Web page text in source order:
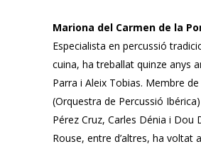
Mariona del Carmen de la
Especialista en percussió
cuina, ha treballat quinze anys
Parra i Aleix Tobias. Membre
(Orquestra de Percussió
Pérez Cruz, Carles Dénia i Dou
Rouse, entre d’altres, ha voltat